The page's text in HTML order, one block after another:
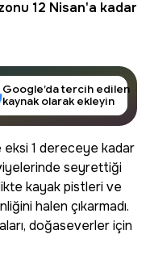
12 Nisan'a kadar
Google’da tercih edilen
kaynak olarak ekleyin
eksi 1 dereceye kadar
seyrettiği
kayak pistleri ve
halen çıkarmadı.
doğaseverler için